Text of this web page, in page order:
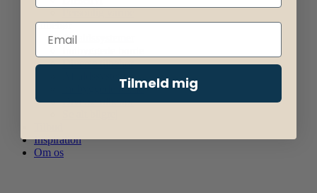
Tilbehør
Affaldssystemer
Diverse tilbehør
Affaldssystemer
Indbyggede borde
Diverse tilbehør
Inspiration
Om os
Tilmeld mig